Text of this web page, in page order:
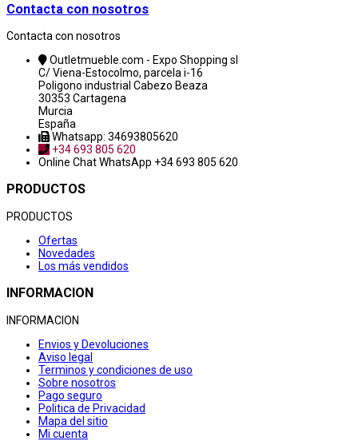
Contacta con nosotros
Contacta con nosotros
Outletmueble.com - Expo Shopping sl
C/ Viena-Estocolmo, parcela i-16
Poligono industrial Cabezo Beaza
30353 Cartagena
Murcia
España
Whatsapp: 34693805620
+34 693 805 620
Online ChatWhatsApp +34 693 805 620
PRODUCTOS
PRODUCTOS
Ofertas
Novedades
Los más vendidos
INFORMACION
INFORMACION
Envios y Devoluciones
Aviso legal
Terminos y condiciones de uso
Sobre nosotros
Pago seguro
Politica de Privacidad
Mapa del sitio
Mi cuenta